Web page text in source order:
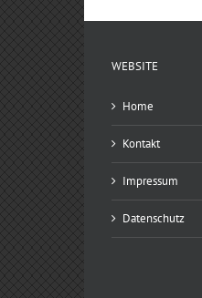
WEBSITE
Home
Kontakt
Impressum
Datenschutz